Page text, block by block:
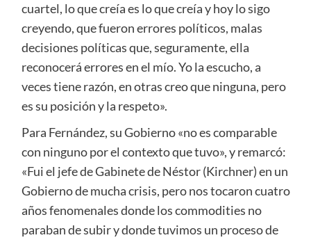
cuartel, lo que creía es lo que creía y hoy lo sigo
creyendo, que fueron errores políticos, malas
decisiones políticas que, seguramente, ella
reconocerá errores en el mío. Yo la escucho, a
veces tiene razón, en otras creo que ninguna, pero
es su posición y la respeto».
Para Fernández, su Gobierno «no es comparable
con ninguno por el contexto que tuvo», y remarcó:
«Fui el jefe de Gabinete de Néstor (Kirchner) en un
Gobierno de mucha crisis, pero nos tocaron cuatro
años fenomenales donde los commodities no
paraban de subir y donde tuvimos un proceso de